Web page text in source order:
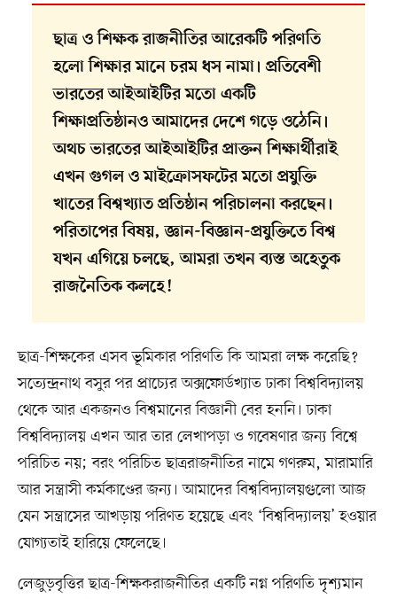
ছাত্র ও শিক্ষক রাজনীতির আরেকটি পরিণতি
হলো শিক্ষার মানে চরম ধস নামা। প্রতিবেশী
ভারতের আইআইটির মতো একটি
শিক্ষাপ্রতিষ্ঠানও আমাদের দেশে গড়ে ওঠেনি।
অথচ ভারতের আইআইটির প্রাক্তন শিক্ষার্থীরাই
এখন গুগল ও মাইক্রোসফটের মতো প্রযুক্তি
খাতের বিশ্বখ্যাত প্রতিষ্ঠান পরিচালনা করছেন।
পরিতাপের বিষয়, জ্ঞান-বিজ্ঞান-প্রযুক্তিতে বিশ্ব
যখন এগিয়ে চলছে, আমরা তখন ব্যস্ত অহেতুক
রাজনৈতিক কলহে!
ছাত্র-শিক্ষকের এসব ভূমিকার পরিণতি কি আমরা লক্ষ করেছি?
সত্যেন্দ্রনাথ বসুর পর প্রাচ্যের অক্সফোর্ডখ্যাত ঢাকা বিশ্ববিদ্যালয়
থেকে আর একজনও বিশ্বমানের বিজ্ঞানী বের হননি। ঢাকা
বিশ্ববিদ্যালয় এখন আর তার লেখাপড়া ও গবেষণার জন্য বিশ্বে
পরিচিত নয়; বরং পরিচিত ছাত্ররাজনীতির নামে গণরুম, মারামারি
আর সন্ত্রাসী কর্মকাণ্ডের জন্য। আমাদের বিশ্ববিদ্যালয়গুলো আজ
যেন সন্ত্রাসের আখড়ায় পরিণত হয়েছে এবং ‘বিশ্ববিদ্যালয়’ হওয়ার
যোগ্যতাই হারিয়ে ফেলেছে।
লেজুড়বৃত্তির ছাত্র-শিক্ষকরাজনীতির একটি নগ্ন পরিণতি দৃশ্যমান